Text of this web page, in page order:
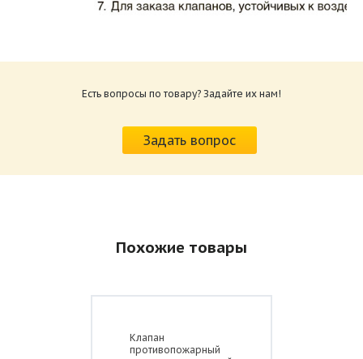
ВИНГС-М КЛОП-2.pdf
приводов КЛОП-2.pdf
Размер: 259.6 Кб
Есть вопросы по товару? Задайте их нам!
Задать вопрос
Похожие товары
Клапан
противопожарный